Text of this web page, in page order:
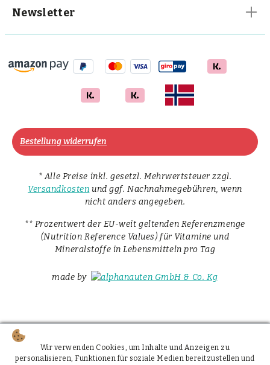
Newsletter
Bestellung widerrufen
* Alle Preise inkl. gesetzl. Mehrwertsteuer zzgl.
Versandkosten und ggf. Nachnahmegebühren, wenn
nicht anders angegeben.
** Prozentwert der EU-weit geltenden Referenzmenge
(Nutrition Reference Values) für Vitamine und
Mineralstoffe in Lebensmitteln pro Tag
made by
Wir verwenden Cookies, um Inhalte und Anzeigen zu
personalisieren, Funktionen für soziale Medien bereitzustellen und